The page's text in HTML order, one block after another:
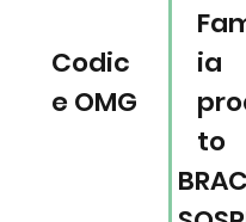
ia
to
Codic
e OMG